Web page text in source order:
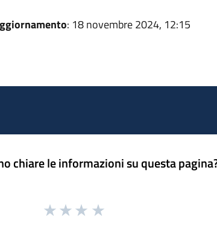
: 18 novembre 2024, 12:15
chiare le informazioni su questa